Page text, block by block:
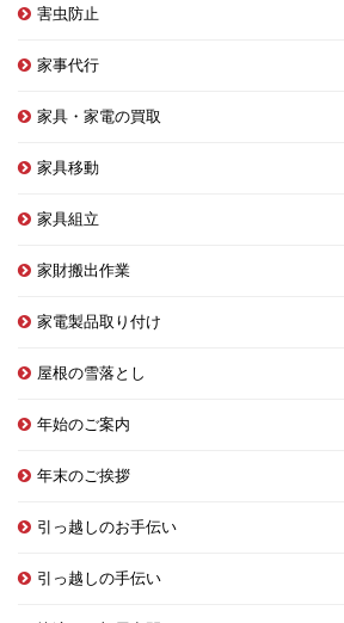
害虫防止
家事代行
家具・家電の買取
家具移動
家具組立
家財搬出作業
家電製品取り付け
屋根の雪落とし
年始のご案内
年末のご挨拶
引っ越しのお手伝い
引っ越しの手伝い